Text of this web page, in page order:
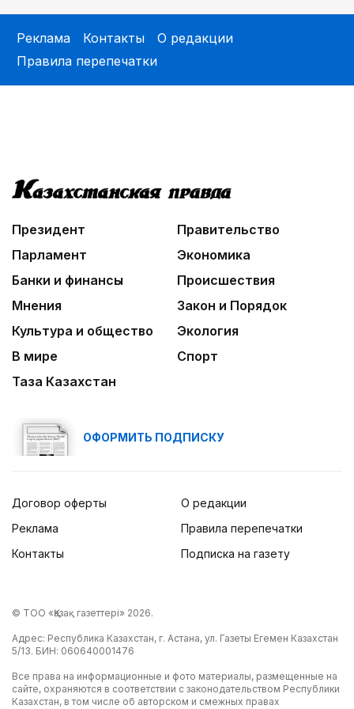
02:00
человека
Не хочется уезжать
Нужен ли бумажный документ?
Реклама Контакты
О редакции
Правила перепечатки
Президент
Правительство
Парламент
Экономика
Банки и финансы
Происшествия
Мнения
Закон и Порядок
Культура и общество
Экология
В мире
Спорт
Таза Казахстан
ОФОРМИТЬ ПОДПИСКУ
Договор оферты
Реклама
Контакты
О редакции
Правила перепечатки
Подписка на газету
© ТОО «Қазақ газеттері» 2026.
Адрес: Республика Казахстан, г. Астана, ул. Газеты Егемен Казахстан
5/13. БИН: 060640001476
Все права на информационные и фото материалы, размещенные на
сайте, охраняются в соответствии с законодательством Республики
Казахстан, в том числе об авторском и смежных правах